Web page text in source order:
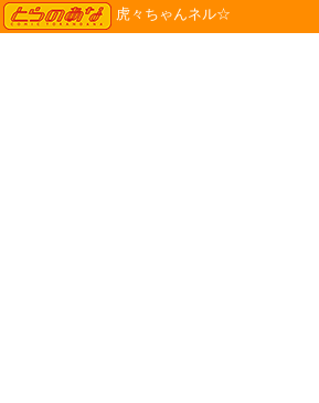
TORANOANA
虎々ちゃんネル☆